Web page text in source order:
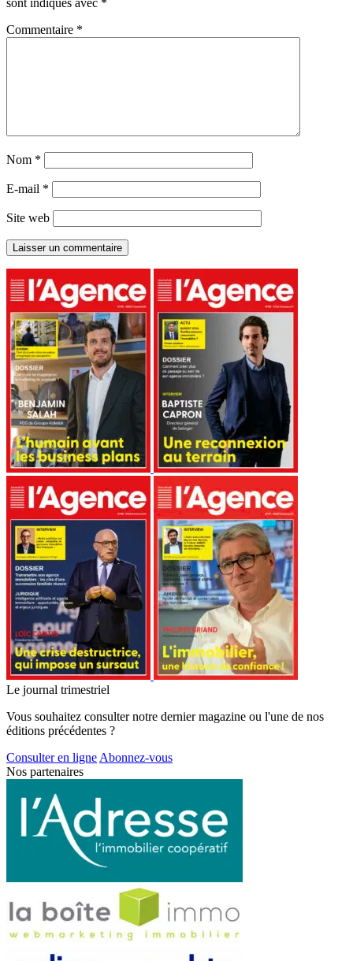
Commentaire *
Nom *
E-mail *
Site web
Le journal trimestriel
Vous souhaitez consulter notre dernier magazine ou l'une de nos
éditions précédentes ?
Consulter en ligne Abonnez-vous
Nos partenaires